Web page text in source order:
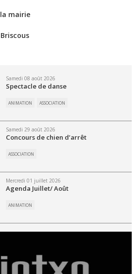
mairie
Samedi 08 août 2026
Spectacle de danse
ANIMATION ASSOCIATION
Samedi 29 août 2026
Concours de chien d’arrêt
ASSOCIATION
Mercredi 01 juillet 2026
Agenda Juillet/ Août
ANIMATION